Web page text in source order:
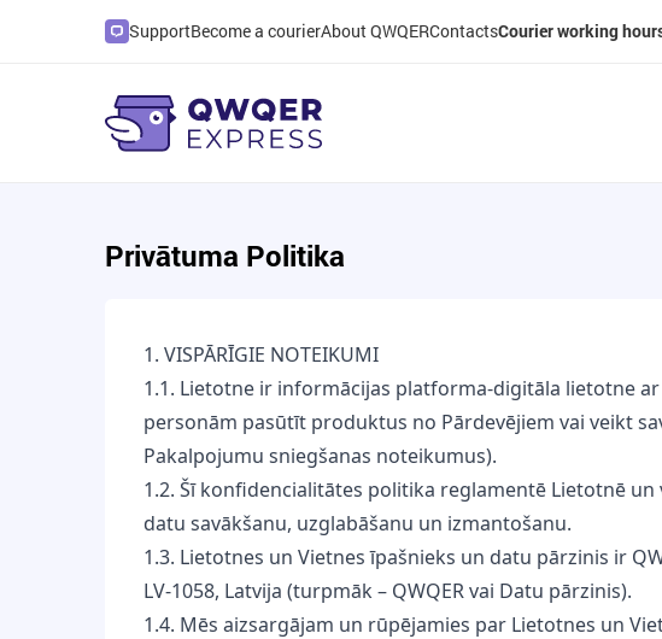
SupportBecome a courierAbout QWQERContactsCourier working
Privātuma Politika
1. VISPĀRĪGIE NOTEIKUMI
1.1. Lietotne ir informācijas platforma-digitāla lietotne
personām pasūtīt produktus no Pārdevējiem vai veikt
Pakalpojumu sniegšanas noteikumus).
1.2. Šī konfidencialitātes politika reglamentē Lietotnē
datu savākšanu, uzglabāšanu un izmantošanu.
1.3. Lietotnes un Vietnes īpašnieks un datu pārzinis ir
LV-1058, Latvija (turpmāk – QWQER vai Datu pārzinis).
1.4. Mēs aizsargājam un rūpējamies par Lietotnes un